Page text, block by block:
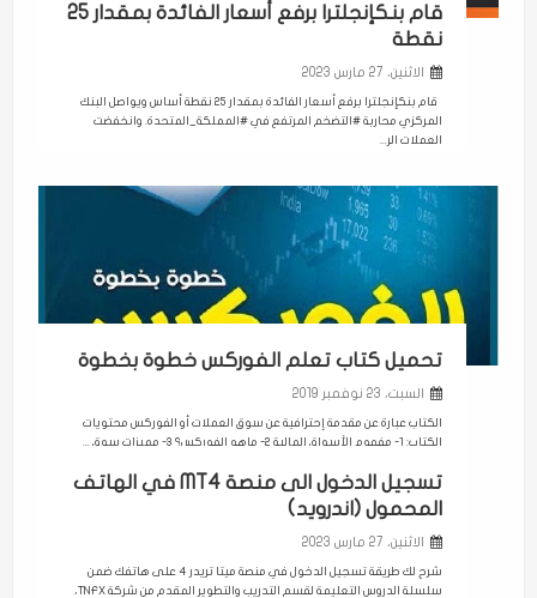
قام بنكإنجلترا برفع أسعار الفائدة بمقدار 25
نقطة
الاثنين، 27 مارس 2023
قام بنكإنجلترا برفع أسعار الفائدة بمقدار 25 نقطة أساس ويواصل البنك
المركزي محاربة #التضخم المرتفع في #المملكة_المتحدة. وانخفضت
العملات الر...
تحميل كتاب تعلم الفوركس خطوة بخطوة
السبت، 23 نوفمبر 2019
الكتاب عبارة عن مقدمة إحترافية عن سوق العملات أو الفوركس محتويات
الكتاب: 1- مفهوم الأسواق المالية 2- ماهو الفوركس؟ 3- مميزات سوق ...
تسجيل الدخول الى منصة MT4 في الهاتف
المحمول (اندرويد)
الاثنين، 27 مارس 2023
شرح لك طريقة تسجيل الدخول في منصة ميتا تريدر 4 على هاتفك ضمن
سلسلة الدروس التعليمة لقسم التدريب والتطوير المقدم من شركة TNFX،